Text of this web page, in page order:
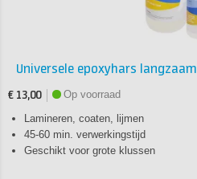
Universele epoxyhars langzaam
€ 13,00
Op voorraad
Lamineren, coaten, lijmen
45-60 min. verwerkingstijd
Geschikt voor grote klussen